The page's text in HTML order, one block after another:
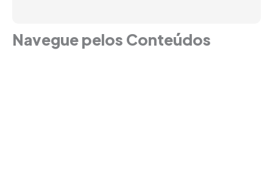
Navegue pelos Conteúdos